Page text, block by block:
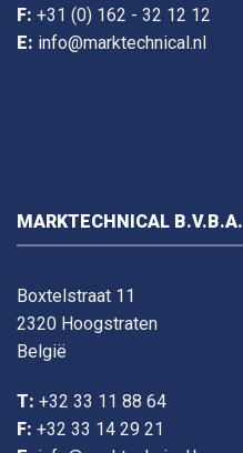
F: +31 (0) 162 - 32 12 12
E: info@marktechnical.nl
MARKTECHNICAL B.V.B.A.
Boxtelstraat 11
2320 Hoogstraten
België
T: +32 33 11 88 64
F: +32 33 14 29 21